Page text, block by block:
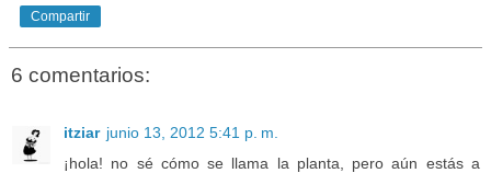
Compartir
6 comentarios:
itziar junio 13, 2012 5:41 p. m.
¡hola! no sé cómo se llama la planta, pero aún estás a